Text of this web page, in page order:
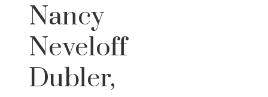
Nancy
Neveloff
Dubler,